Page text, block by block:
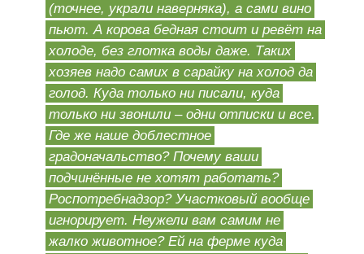
(точнее, украли наверняка), а сами вино
пьют. А корова бедная стоит и ревёт на
холоде, без глотка воды даже. Таких
хозяев надо самих в сарайку на холод да
голод. Куда только ни писали, куда
только ни звонили – одни отписки и все.
Где же наше доблестное
градоначальство? Почему ваши
подчинённые не хотят работать?
Роспотребнадзор? Участковый вообще
игнорирует. Неужели вам самим не
жалко животное? Ей на ферме куда